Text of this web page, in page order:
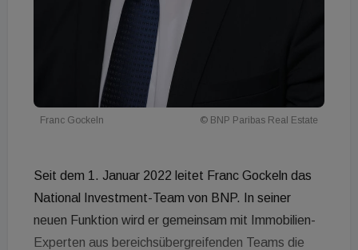
Franc Gockeln © BNP Paribas Real Estate
Seit dem 1. Januar 2022 leitet Franc Gockeln das
National Investment-Team von BNP. In seiner
neuen Funktion wird er gemeinsam mit Immobilien-
Experten aus bereichsübergreifenden Teams die